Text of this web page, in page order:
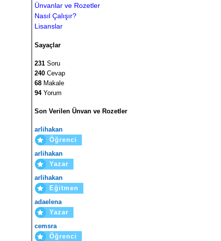
Ünvanlar ve Rozetler
Nasıl Çalışır?
Lisanslar
Sayaçlar
231 Soru
240 Cevap
68 Makale
94Yorum
Son Verilen Ünvan ve Rozetler
arlihakan
Öğrenci
arlihakan
Yazar
arlihakan
Eğitmen
adaelena
Yazar
cemsra
Öğrenci